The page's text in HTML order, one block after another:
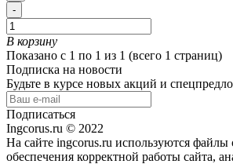
-
В корзину
Показано с 1 по 1 из 1 (всего 1 страниц)
Подписка на новости
Будьте в курсе новых акций и
Подписаться
Ingcorus.ru © 2022
На сайте ingcorus.ru используются файлы
обеспечения корректной работы сайта,